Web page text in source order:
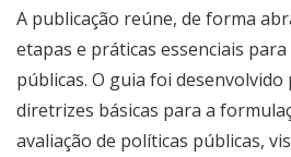
A publicação reúne, de forma
etapas e práticas essenciais
públicas. O guia foi
diretrizes básicas para a
avaliação de políticas públicas,